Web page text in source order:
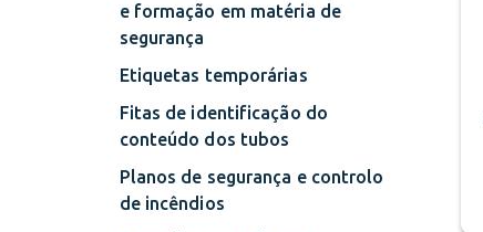
e formação em matéria de
segurança
Etiquetas temporárias
Fitas de identificação do
conteúdo dos tubos
Planos de segurança e controlo
de incêndios